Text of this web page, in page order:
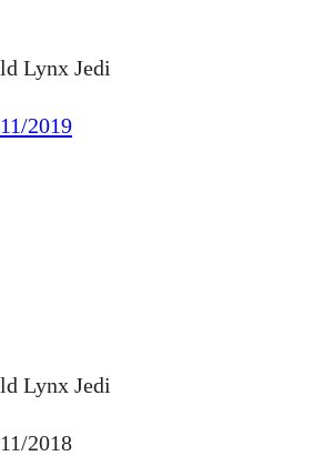
Lynx Jedi
2019
Lynx Jedi
2018